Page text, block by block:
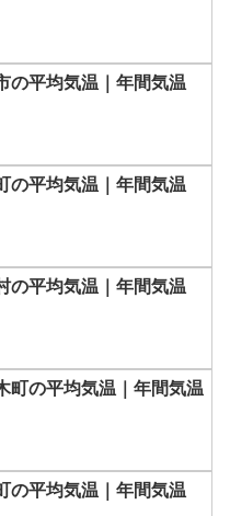
の平均気温｜年間気温
の平均気温｜年間気温
の平均気温｜年間気温
町の平均気温｜年間気温
の平均気温｜年間気温